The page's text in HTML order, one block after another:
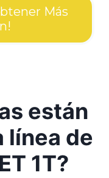
Más
están
línea de
1T?